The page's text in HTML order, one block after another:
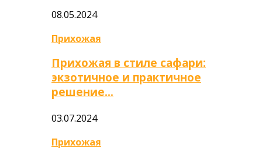
08.05.2024
Прихожая
Прихожая в стиле сафари:
экзотичное и практичное
решение…
03.07.2024
Прихожая